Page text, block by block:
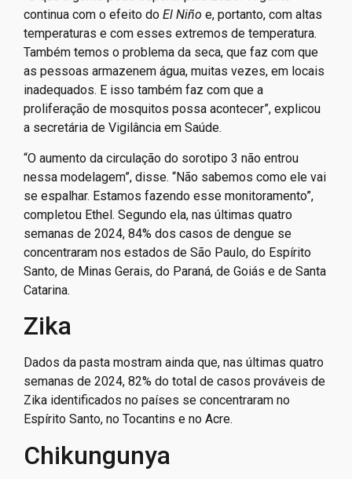
continua com o efeito do El Niño e, portanto, com altas
temperaturas e com esses extremos de temperatura.
Também temos o problema da seca, que faz com que
as pessoas armazenem água, muitas vezes, em locais
inadequados. E isso também faz com que a
proliferação de mosquitos possa acontecer”, explicou
a secretária de Vigilância em Saúde.
“O aumento da circulação do sorotipo 3 não entrou
nessa modelagem”, disse. “Não sabemos como ele vai
se espalhar. Estamos fazendo esse monitoramento”,
completou Ethel. Segundo ela, nas últimas quatro
semanas de 2024, 84% dos casos de dengue se
concentraram nos estados de São Paulo, do Espírito
Santo, de Minas Gerais, do Paraná, de Goiás e de Santa
Catarina.
Zika
Dados da pasta mostram ainda que, nas últimas quatro
semanas de 2024, 82% do total de casos prováveis de
Zika identificados no países se concentraram no
Espírito Santo, no Tocantins e no Acre.
Chikungunya